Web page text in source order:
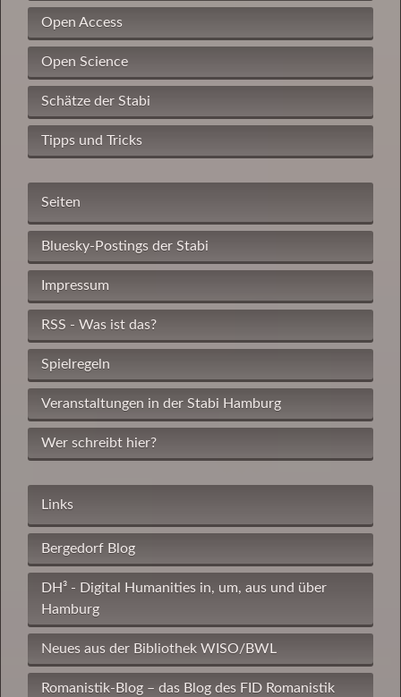
Open Access
Open Science
Schätze der Stabi
Tipps und Tricks
Seiten
Bluesky-Postings der Stabi
Impressum
RSS - Was ist das?
Spielregeln
Veranstaltungen in der Stabi Hamburg
Wer schreibt hier?
Links
Bergedorf Blog
DH³ - Digital Humanities in, um, aus und über
Hamburg
Neues aus der Bibliothek WISO/BWL
Romanistik-Blog – das Blog des FID Romanistik